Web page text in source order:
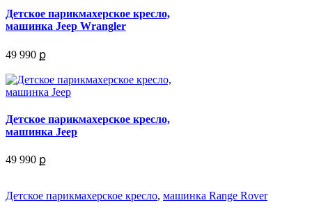
Детское парикмахерское кресло,
машинка Jeep Wrangler
49 990 ք
Детское парикмахерское кресло,
машинка Jeep
49 990 ք
Детское парикмахерское кресло, машинка Range Rover